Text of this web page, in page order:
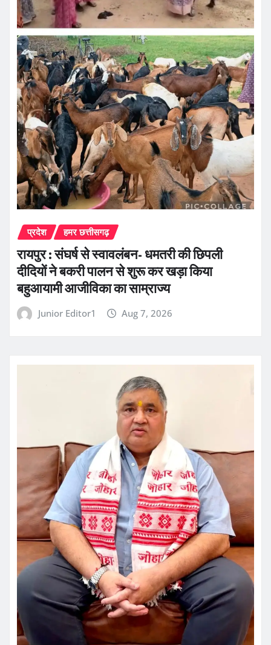
प्रदेश हमर छत्तीसगढ़
रायपुर : संघर्ष से स्वावलंबन- धमतरी की छिपली
दीदियों ने बकरी पालन से शुरू कर खड़ा किया
बहुआयामी आजीविका का साम्राज्य
Junior Editor1 Aug 7, 2026